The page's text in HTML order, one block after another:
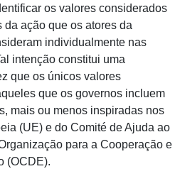
os valores considerados
ação que os atores da
individualmente nas
intenção constitui uma
que os únicos valores
que os governos incluem
mais ou menos inspiradas nos
(UE) e do Comité de Ajuda ao
para a Cooperação e
(OCDE).